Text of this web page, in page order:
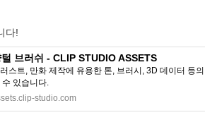
다!
털 브러쉬 - CLIP STUDIO ASSETS
스트, 만화 제작에 유용한 톤, 브러시, 3D 데이터 등
수 있습니다.
studio.com